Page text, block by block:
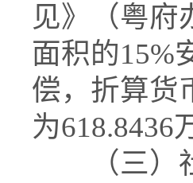
见》（粤府
面积的15%
偿，折算货
为618.8436
（三）社